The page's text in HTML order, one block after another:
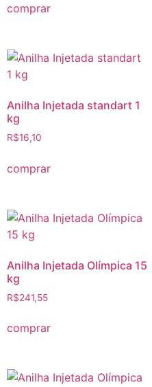
comprar
Anilha Injetada standart 1
kg
R$16,10
comprar
Anilha Injetada Olímpica 15
kg
R$241,55
comprar